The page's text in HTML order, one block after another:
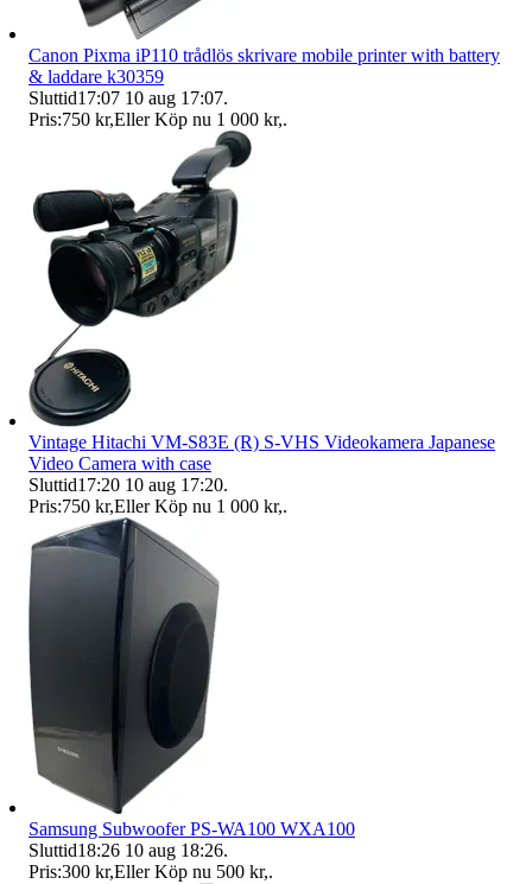
Canon Pixma iP110 trådlös skrivare mobile printer with battery
& laddare k30359
Sluttid17:07 10 aug 17:07.
Pris:750 kr,Eller Köp nu 1 000 kr,.
Vintage Hitachi VM-S83E (R) S-VHS Videokamera Japanese
Video Camera with case
Sluttid17:20 10 aug 17:20.
Pris:750 kr,Eller Köp nu 1 000 kr,.
Samsung Subwoofer PS-WA100 WXA100
Sluttid18:26 10 aug 18:26.
Pris:300 kr,Eller Köp nu 500 kr,.